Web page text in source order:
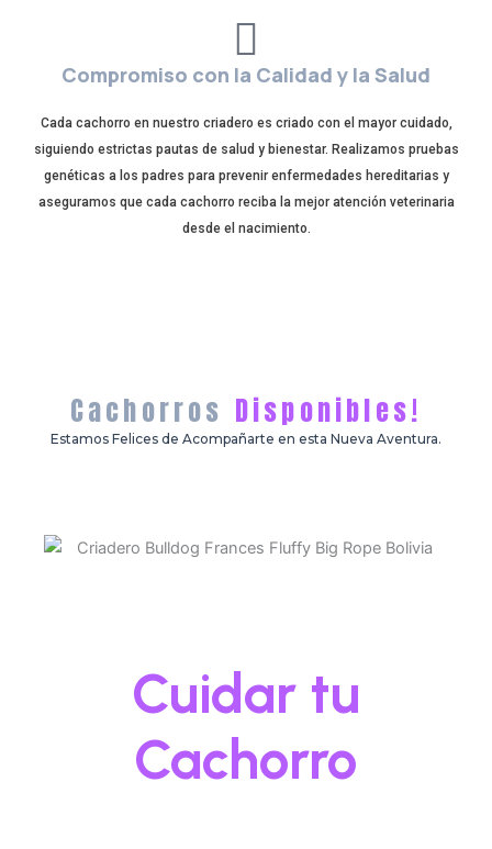
Compromiso con la Calidad y la Salud
Cada cachorro en nuestro criadero es criado con el mayor cuidado,
siguiendo estrictas pautas de salud y bienestar. Realizamos pruebas
genéticas a los padres para prevenir enfermedades hereditarias y
aseguramos que cada cachorro reciba la mejor atención veterinaria
desde el nacimiento.
Cachorros Disponibles!
Estamos Felices de Acompañarte en esta Nueva Aventura.
Cuidar tu
Cachorro